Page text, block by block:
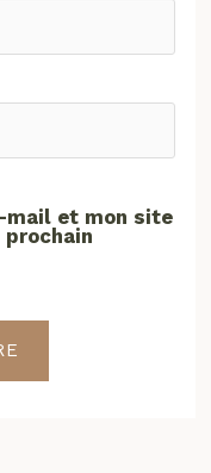
mail et mon site